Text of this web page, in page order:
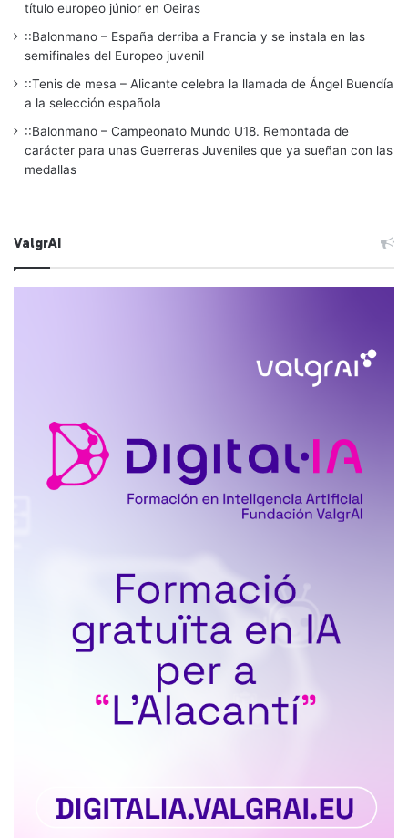
título europeo júnior en Oeiras
::Balonmano – España derriba a Francia y se instala en las
semifinales del Europeo juvenil
::Tenis de mesa – Alicante celebra la llamada de Ángel Buendía
a la selección española
::Balonmano – Campeonato Mundo U18. Remontada de
carácter para unas Guerreras Juveniles que ya sueñan con las
medallas
ValgrAI